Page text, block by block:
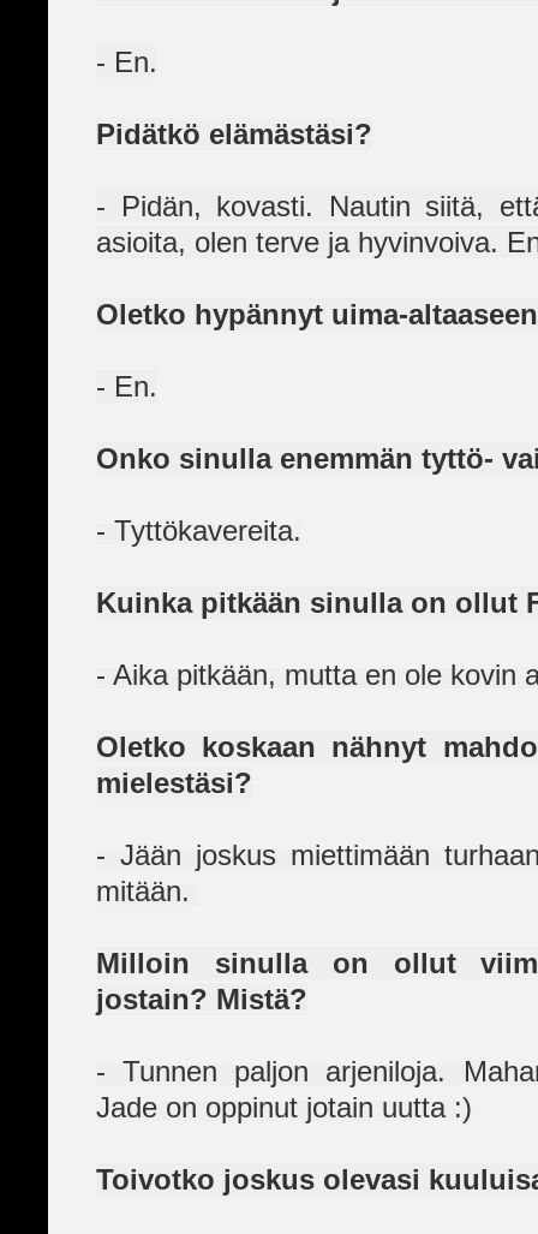
- En.
Pidätkö elämästäsi?
- Pidän, kovasti. Nautin siitä,
asioita, olen terve ja hyvinvoiva.
Oletko hypännyt uima-
- En.
Onko sinulla enemmän tyttö-
- Tyttökavereita.
Kuinka pitkään sinulla on ollut
- Aika pitkään, mutta en ole kovin
Oletko koskaan nähnyt
mielestäsi?
- Jään joskus miettimään
mitään.
Milloin sinulla on ollut
jostain? Mistä?
- Tunnen paljon arjeniloja.
Jade on oppinut jotain uutta :)
Toivotko joskus olevasi